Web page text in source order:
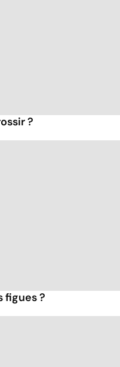
?
figues ?